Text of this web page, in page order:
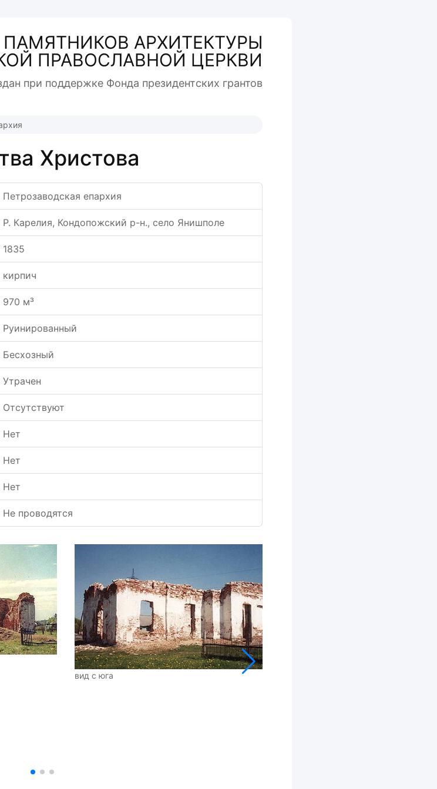
ПАМЯТНИКОВ АРХИТЕКТУРЫ
ПРАВОСЛАВНОЙ ЦЕРКВИ
при поддержке Фонда президентcких грантов
Христова
Петрозаводская епархия
Р. Карелия, Кондопожский р-н., село Янишполе
1835
кирпич
970 м³
Руинированный
Бесхозный
Утрачен
Отсутствуют
Нет
Нет
Нет
Не проводятся
вид с юга